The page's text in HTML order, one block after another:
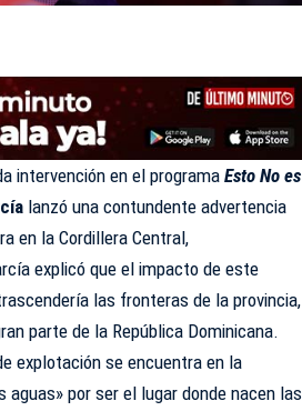
intervención en el programaEsto No es
lanzó una contundente advertencia
en la Cordillera Central,
explicó que el impacto de este
las fronteras de la provincia,
parte de la República Dominicana.
explotación se encuentra en la
aguas» por ser el lugar donde nacen las